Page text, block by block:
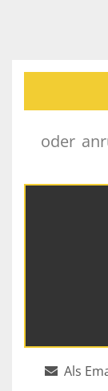
oder
Als